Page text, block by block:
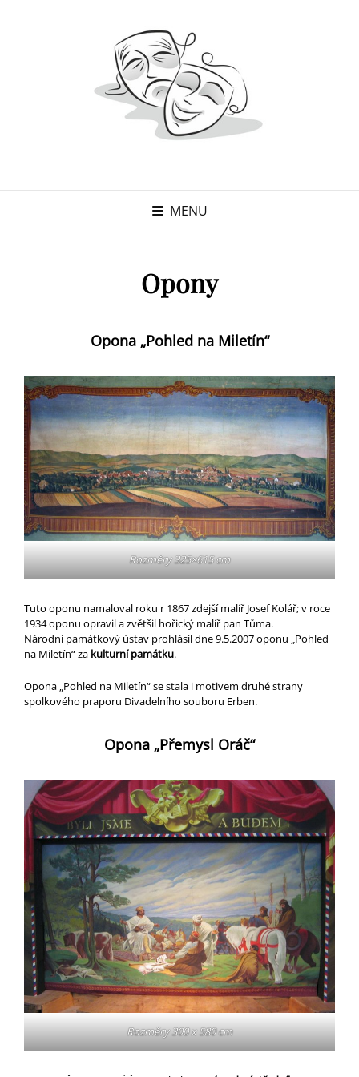
MENU
Opony
Opona „Pohled na Miletín“
Rozměry 325×615 cm
Tuto oponu namaloval roku r 1867 zdejší malíř Josef Kolář; v roce
1934 oponu opravil a zvětšil hořický malíř pan Tůma.
Národní památkový ústav prohlásil dne 9.5.2007 oponu „Pohled
na Miletín“ za kulturní památku.
Opona „Pohled na Miletín“ se stala i motivem druhé strany
spolkového praporu Divadelního souboru Erben.
Opona „Přemysl Oráč“
Rozměry 300 x 580 cm